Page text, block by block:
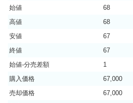
始値
68
高値
68
安値
67
終値
67
始値-分売差額
1
購入価格
67,000
売却価格
67,000